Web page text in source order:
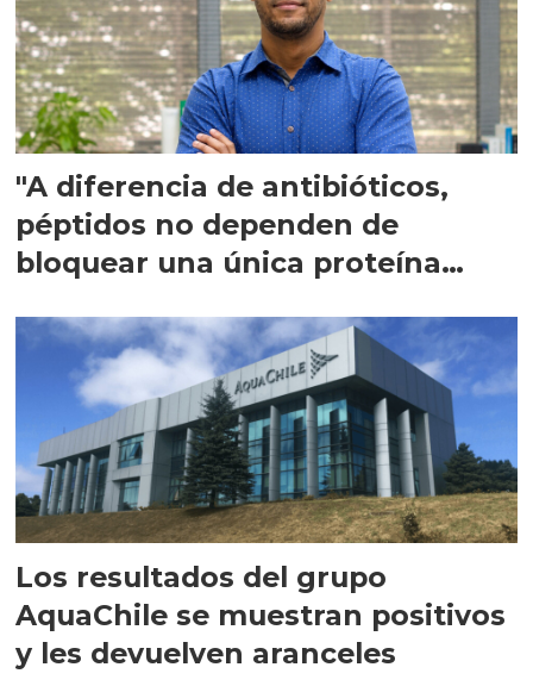
"A diferencia de antibióticos,
péptidos no dependen de
bloquear una única proteína
Los resultados del grupo
AquaChile se muestran positivos
y les devuelven aranceles